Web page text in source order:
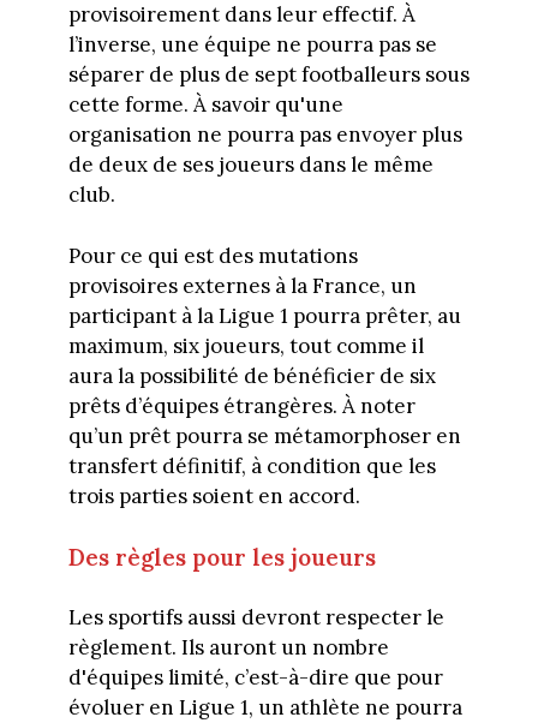
provisoirement dans leur effectif. À
l’inverse, une équipe ne pourra pas se
séparer de plus de sept footballeurs sous
cette forme. À savoir qu'une
organisation ne pourra pas envoyer plus
de deux de ses joueurs dans le même
club.
Pour ce qui est des mutations
provisoires externes à la France, un
participant à la Ligue 1 pourra prêter, au
maximum, six joueurs, tout comme il
aura la possibilité de bénéficier de six
prêts d’équipes étrangères. À noter
qu’un prêt pourra se métamorphoser en
transfert définitif, à condition que les
trois parties soient en accord.
Des règles pour les joueurs
Les sportifs aussi devront respecter le
règlement. Ils auront un nombre
d'équipes limité, c’est-à-dire que pour
évoluer en Ligue 1, un athlète ne pourra